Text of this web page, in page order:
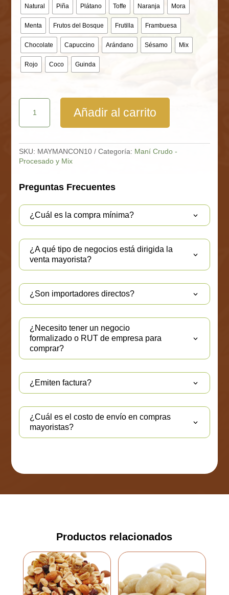
Natural Piña Plátano Toffe Naranja Mora
Menta Frutos del Bosque Frutilla Frambuesa
Chocolate Capuccino Arándano Sésamo Mix
Rojo Coco Guinda
Maní
Confitado
10
Kg
cantidad
Añadir al carrito
SKU: MAYMANCON10 Categoría: Maní Crudo -
Procesado y Mix
Preguntas Frecuentes
¿Cuál es la compra mínima?
¿A qué tipo de negocios está dirigida la
venta mayorista?
¿Son importadores directos?
¿Necesito tener un negocio
formalizado o RUT de empresa para
comprar?
¿Emiten factura?
¿Cuál es el costo de envío en compras
mayoristas?
Productos relacionados